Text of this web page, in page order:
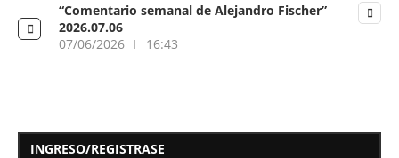
“Comentario semanal de Alejandro Fischer”
2026.07.06
07/06/2026
16:43
INGRESO/REGISTRASE